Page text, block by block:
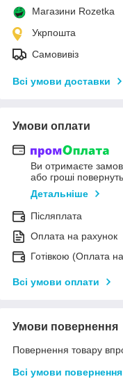
Магазини Rozetka
Укрпошта
Самовивіз
Всі умови доставки
Умови оплати
Ви отримаєте
або гроші
Детальніше
Післяплата
Оплата на рахунок
Готівкою (Оплата
Всі умови оплати
Умови повернення
Повернення товару
Всі умови повернення